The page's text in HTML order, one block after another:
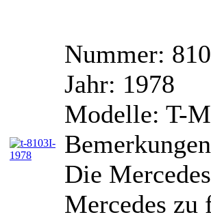
Nummer:
Jahr: 1978
Modelle: T-
Die
Mercedes zu